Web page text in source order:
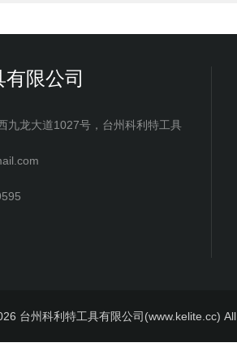
限公司
九龙大道1027号，台州科利特工具
台州科利特工具有限公司(www.kelite.cc)